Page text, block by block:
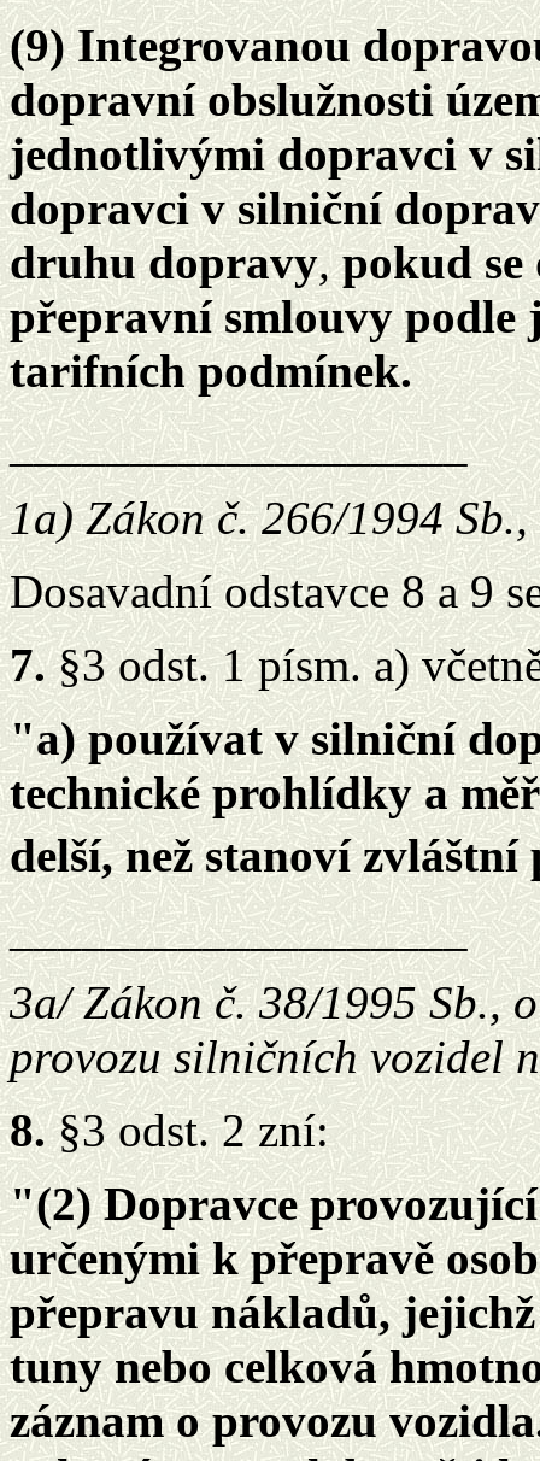
(9) Integrovanou
dopravní obslužnosti
jednotlivými dopravci v
dopravci v silniční
druhu dopravy,pokud
přepravní smlouvy podle
tarifních podmínek.
___________________
1a) Zákon č. 266/1994
Dosavadní odstavce 8 a 9
7.§3 odst. 1 písm. a)
"a) používat v silniční
technické prohlídky a
delší, než stanoví zvláštní
___________________
3a/ Zákon č. 38/1995 Sb.,
provozu silničních vozidel
8.§3 odst. 2 zní:
"(2) Dopravce
určenými k přepravě
přepravu nákladů,
tuny nebo celková
záznam o provozu